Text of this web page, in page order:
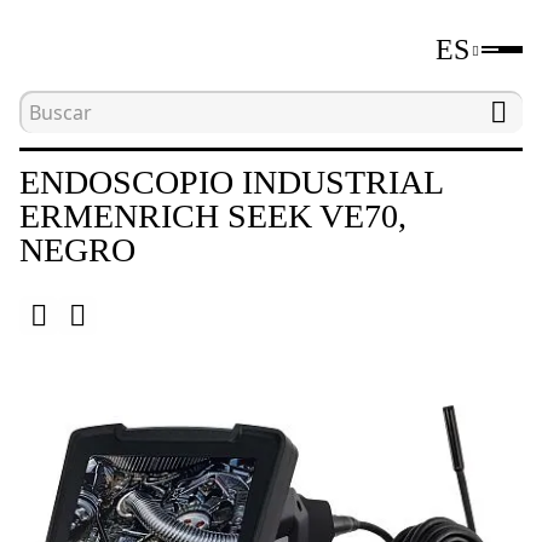
ES
Inicio
ENDOSCOPIO INDUSTRIAL
ERMENRICH SEEK VE70,
NEGRO